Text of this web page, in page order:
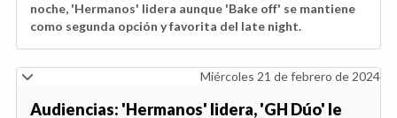
noche, 'Hermanos' lidera aunque 'Bake off' se mantiene
como segunda opción y favorita del late night.
Miércoles 21 de febrero de 2024
Audiencias: 'Hermanos' lidera, 'GH Dúo' le